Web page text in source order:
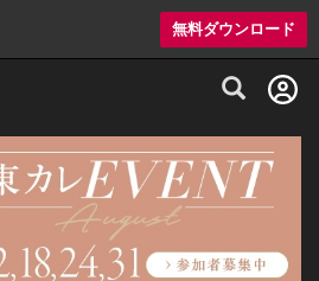
無料ダウンロード
グルメ情報・プレミアムレストラン予約